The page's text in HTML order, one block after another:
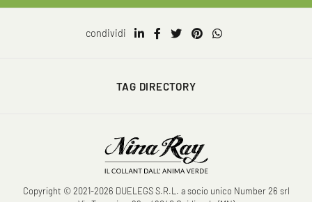
condividi
TAG DIRECTORY
Copyright © 2021-2026 DUELEGS S.R.L. a socio unico Number 26 srl